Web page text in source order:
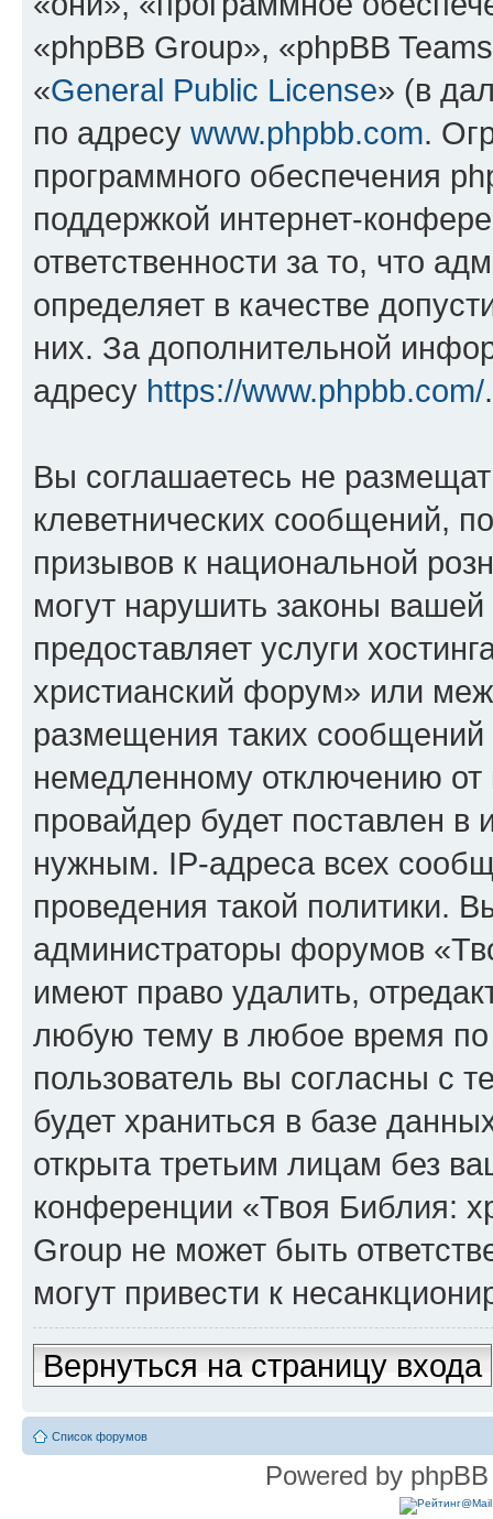
«phpBB Group», «phpBB
«General Public License» (в
по адресу www.phpbb.com.
программного обеспечения
поддержкой интернет-
ответственности за то, что
определяет в качестве
них. За дополнительной
адресу https://www.phpbb.com/.
Вы соглашаетесь не
клеветнических сообщений,
призывов к национальной
могут нарушить законы
предоставляет услуги
христианский форум» или
размещения таких
немедленному отключению
провайдер будет поставлен в
нужным. IP-адреса всех
проведения такой политики.
администраторы форумов
имеют право удалить,
любую тему в любое время
пользователь вы согласны с
будет храниться в базе
открыта третьим лицам без
конференции «Твоя Библия:
Group не может быть
могут привести к
Вернуться на страницу входа
Список форумов
Powered by